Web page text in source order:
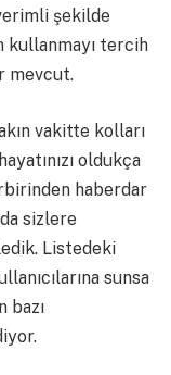
verimli şekilde
kullanmayı tercih
mevcut.
vakitte kolları
oldukça
haberdar
sizlere
Listedeki
sunsa
bazı